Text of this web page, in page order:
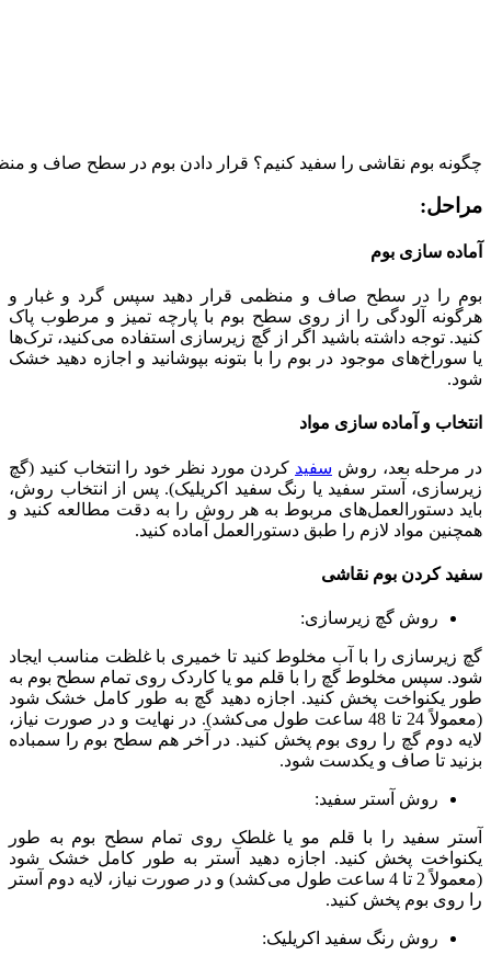
چگونه بوم نقاشی را سفید کنیم؟ قرار دادن بوم در سطح صاف و
مراحل:
آماده سازی بوم
بوم را در سطح صاف و منظمی قرار دهید سپس گرد و غبار و
هرگونه آلودگی را از روی سطح بوم با پارچه تمیز و مرطوب پاک
کنید. توجه داشته باشید اگر از گچ زیرسازی استفاده می‌کنید، ترک‌ها
یا سوراخ‌های موجود در بوم را با بتونه بپوشانید و اجازه دهید خشک
شود.
انتخاب و آماده سازی مواد
در مرحله بعد،‌ روش سفید کردن مورد نظر خود را انتخاب کنید (گچ
زیرسازی، آستر سفید یا رنگ سفید اکریلیک). پس از انتخاب روش،
‌باید دستورالعمل‌های مربوط به هر روش را به دقت مطالعه کنید و
همچنین مواد لازم را طبق دستورالعمل آماده کنید.
سفید کردن بوم نقاشی
روش گچ زیرسازی:
گچ زیرسازی را با آب مخلوط کنید تا خمیری با غلظت مناسب ایجاد
شود. سپس مخلوط گچ را با قلم مو یا کاردک روی تمام سطح بوم به
طور یکنواخت پخش کنید. اجازه دهید گچ به طور کامل خشک شود
(معمولاً 24 تا 48 ساعت طول می‌کشد). در نهایت و در صورت نیاز،
لایه دوم گچ را روی بوم پخش کنید. در آخر هم سطح بوم را سمباده
بزنید تا صاف و یکدست شود.
روش آستر سفید:
آستر سفید را با قلم مو یا غلطک روی تمام سطح بوم به طور
یکنواخت پخش کنید. اجازه دهید آستر به طور کامل خشک شود
(معمولاً 2 تا 4 ساعت طول می‌کشد) و در صورت نیاز، لایه دوم آستر
را روی بوم پخش کنید.
روش رنگ سفید اکریلیک: